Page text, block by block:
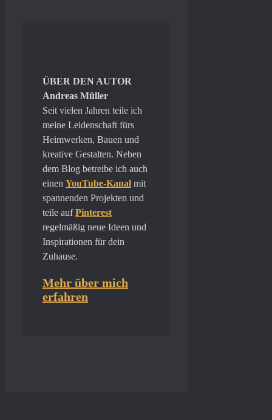
ÜBER DEN AUTOR
Andreas Müller
Seit vielen Jahren teile ich
meine Leidenschaft fürs
Heimwerken, Bauen und
kreative Gestalten. Neben
dem Blog betreibe ich auch
einen YouTube-Kanal mit
spannenden Projekten und
teile aufPinterest
regelmäßig neue Ideen und
Inspirationen für dein
Zuhause.
Mehr über mich
erfahren